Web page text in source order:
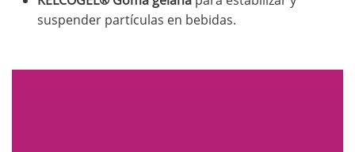
suspender partículas en bebidas.